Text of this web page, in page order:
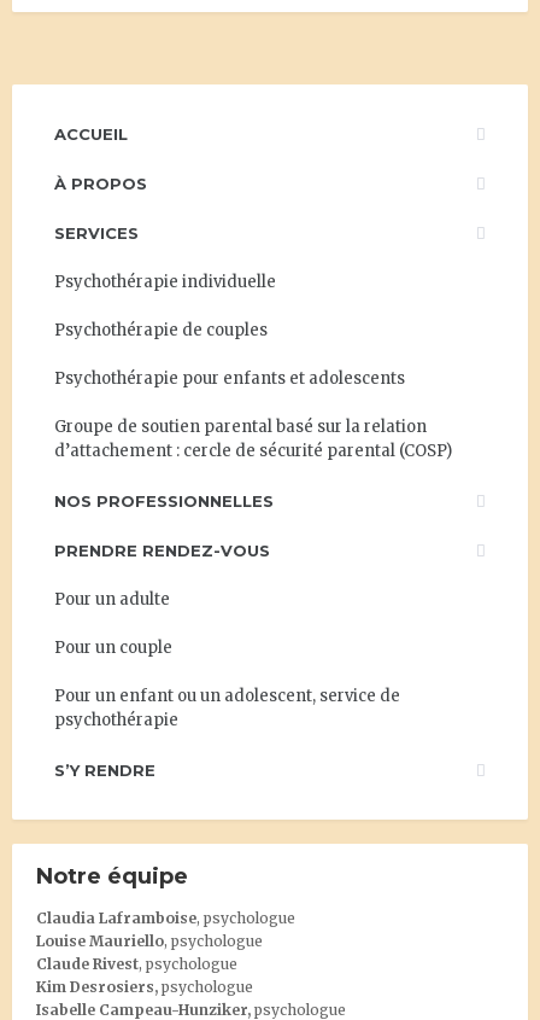
ACCUEIL
À PROPOS
SERVICES
Psychothérapie individuelle
Psychothérapie de couples
Psychothérapie pour enfants et adolescents
Groupe de soutien parental basé sur la relation
d’attachement : cercle de sécurité parental (COSP)
NOS PROFESSIONNELLES
PRENDRE RENDEZ-VOUS
Pour un adulte
Pour un couple
Pour un enfant ou un adolescent, service de
psychothérapie
S’Y RENDRE
Notre équipe
Claudia Laframboise, psychologue
Louise Mauriello, psychologue
Claude Rivest, psychologue
Kim Desrosiers, psychologue
Isabelle Campeau-Hunziker, psychologue